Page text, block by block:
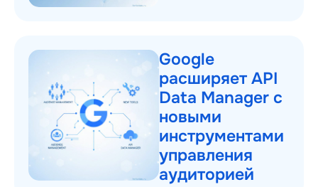
Google
расширяет API
Data Manager с
новыми
инструментами
управления
аудиторией